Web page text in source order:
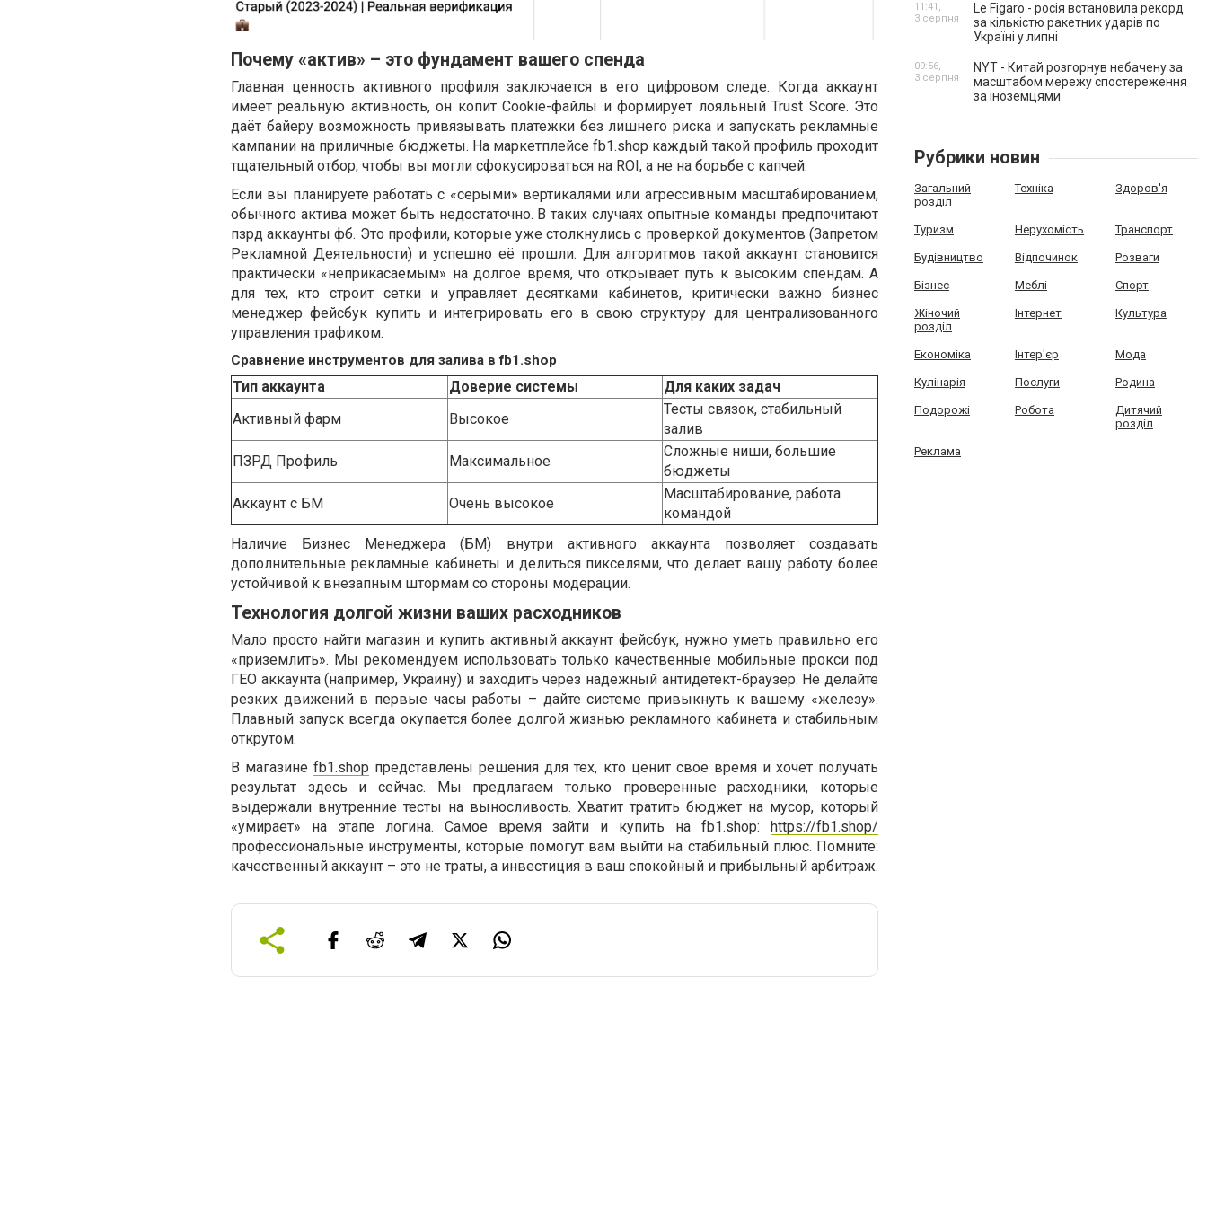
Почему «актив» – это фундамент вашего спенда
Главная ценность активного профиля заключается в его цифровом следе. Когда аккаунт
имеет реальную активность, он копит Cookie-файлы и формирует лояльный Trust Score. Это
даёт байеру возможность привязывать платежки без лишнего риска и запускать рекламные
кампании на приличные бюджеты. На маркетплейсеfb1.shop каждый такой профиль проходит
тщательный отбор, чтобы вы могли сфокусироваться на ROI, а не на борьбе с капчей.
Если вы планируете работать с «серыми» вертикалями или агрессивным масштабированием,
обычного актива может быть недостаточно. В таких случаях опытные команды предпочитают
пзрд аккаунты фб. Это профили, которые уже столкнулись с проверкой документов (Запретом
Рекламной Деятельности) и успешно её прошли. Для алгоритмов такой аккаунт становится
практически «неприкасаемым» на долгое время, что открывает путь к высоким спендам. А
для тех, кто строит сетки и управляет десятками кабинетов, критически важно бизнес
менеджер фейсбук купить и интегрировать его в свою структуру для централизованного
управления трафиком.
Сравнение инструментов для залива в fb1.shop
Тип аккаунта Доверие системы
Для каких задач
Активный фарм
Высокое
Тесты связок, стабильный
залив
ПЗРД Профиль
Максимальное
Сложные ниши, большие
бюджеты
Аккаунт с БМ
Очень высокое
Масштабирование, работа
командой
Наличие Бизнес Менеджера (БМ) внутри активного аккаунта позволяет создавать
дополнительные рекламные кабинеты и делиться пикселями, что делает вашу работу более
устойчивой к внезапным штормам со стороны модерации.
Технология долгой жизни ваших расходников
Мало просто найти магазин и купить активный аккаунт фейсбук, нужно уметь правильно его
«приземлить». Мы рекомендуем использовать только качественные мобильные прокси под
ГЕО аккаунта (например, Украину) и заходить через надежный антидетект-браузер. Не делайте
резких движений в первые часы работы – дайте системе привыкнуть к вашему «железу».
Плавный запуск всегда окупается более долгой жизнью рекламного кабинета и стабильным
открутом.
В магазинеfb1.shop представлены решения для тех, кто ценит свое время и хочет получать
результат здесь и сейчас. Мы предлагаем только проверенные расходники, которые
выдержали внутренние тесты на выносливость. Хватит тратить бюджет на мусор, который
«умирает» на этапе логина. Самое время зайти и купить на fb1.shop: https://fb1.shop/
профессиональные инструменты, которые помогут вам выйти на стабильный плюс. Помните:
качественный аккаунт – это не траты, а инвестиция в ваш спокойный и прибыльный арбитраж.
Le Figaro - росія встановила рекорд
за кількістю ракетних ударів по
Україні у липні
11:41,
3 серпня
NYT - Китай розгорнув небачену за
масштабом мережу спостереження
за іноземцями
09:56,
3 серпня
Рубрики новин
Загальний
розділ
Техніка Здоров'я
Туризм Нерухомість Транспорт
Будівництво Відпочинок Розваги
Бізнес Меблі Спорт
Жіночий
розділ
Інтернет Культура
Економіка Інтер'єр Мода
Кулінарія Послуги Родина
Подорожі Робота
Дитячий
розділ
Реклама